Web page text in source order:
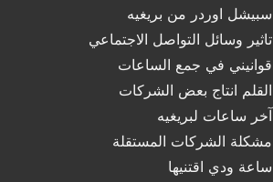
سبيشل اوردر من بريغيه
تاثير وسائل التواصل الاجتماعي
قوانيني في جمع الساعات
القلم انتاج بعض الشركات
آخر ساعات لبريغيه
مشكلة الشركات المستقلة
ساعة ودي اقتنيها